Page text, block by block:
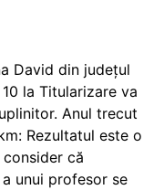
David din județul
la Titularizare va
Anul trecut
Rezultatul este o
că
unui profesor se